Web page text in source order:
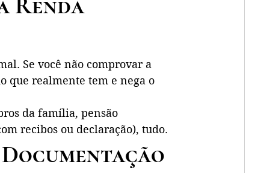
Se você não comprovar a
que realmente tem e nega o
da família, pensão
recibos ou declaração), tudo.